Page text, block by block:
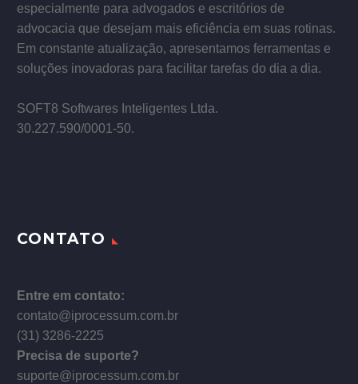
especialmente para advogados e escritórios de
advocacia que desejam mais eficiência em suas rotinas.
Em constante atualização, apresentamos ferramentas e
soluções inovadoras para facilitar tarefas do dia a dia.
SOFT8 Softwares Inteligentes Ltda.
30.227.590/0001­-50.
CONTATO
Entre em contato:
contato@iprocessum.com.br
(31) 3286-2225
Precisa de suporte?
suporte@iprocessum.com.br